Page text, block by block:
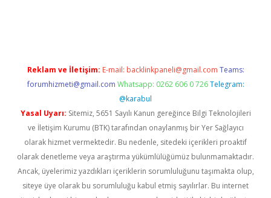
Reklam ve İletişim: E-mail: backlinkpaneli@gmail.com Teams:
forumhizmeti@gmail.com Whatsapp: 0262 606 0 726 Telegram:
@karabul
Yasal Uyarı: Sitemiz, 5651 Sayılı Kanun gereğince Bilgi Teknolojileri
ve İletişim Kurumu (BTK) tarafından onaylanmış bir Yer Sağlayıcı
olarak hizmet vermektedir. Bu nedenle, sitedeki içerikleri proaktif
olarak denetleme veya araştırma yükümlülüğümüz bulunmamaktadır.
Ancak, üyelerimiz yazdıkları içeriklerin sorumluluğunu taşımakta olup,
siteye üye olarak bu sorumluluğu kabul etmiş sayılırlar. Bu internet